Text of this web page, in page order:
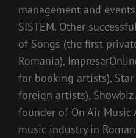
management and
SISTEM. Other
of Songs (the first
Romania),
for booking artists),
foreign artists), Showbiz
founder of On Air Music
music industry in